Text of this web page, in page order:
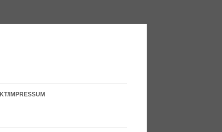
IMPRESSUM